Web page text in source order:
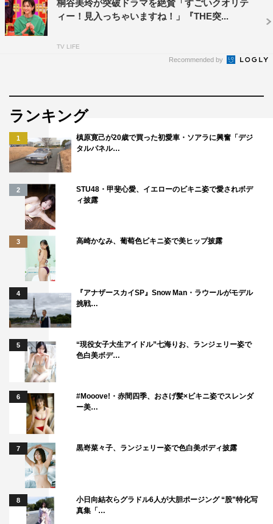
桐谷美玲が突破ドラマを絶賛「すごいクオリテ
ィー！見入っちゃいますね！」『THE突...
TV LIFE
Recommended by
ランキング
1
槙原寛己が20歳で買った初愛車・ソアラに興奮「デジ
タルパネル…
2
STU48・甲斐心愛、イエローのビキニ姿で愛されボデ
ィ披露
3 高崎かなみ、葡萄色ビキニ姿で美ヒップ披露
4
『アナザースカイSP』Snow Man・ラウールがモデル
挑戦…
5
“現役女子大生アイドル”七海りお、ランジェリー姿で
色白美ボデ…
6
#Mooove!・赤間四季、おさげ髪×ビキニ姿でスレンダ
ー美…
7 黒嵜菜々子、ランジェリー姿で色白美ボディ披露
8
小日向結衣らグラドル6人が大胆ポージング “股”特化写
真集「…